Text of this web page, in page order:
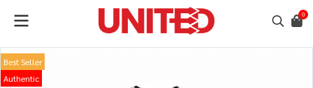
0
Best Seller
Authentic